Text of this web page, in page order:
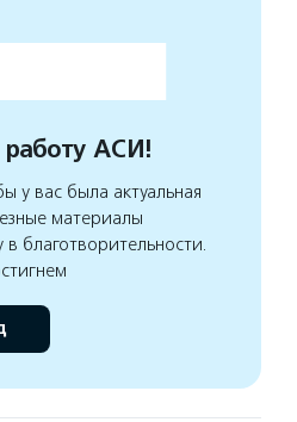
АСИ!
у вас была актуальная
материалы
благотворительности.